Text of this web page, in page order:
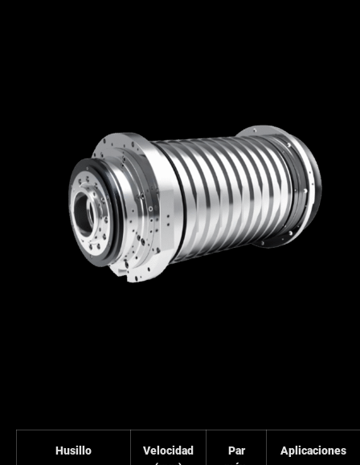
Husillo
Velocidad
Par
Aplicaciones